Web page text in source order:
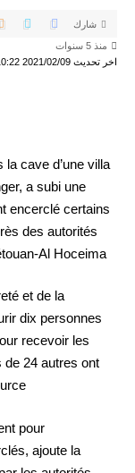
اخر تحديث 2021/02/09 at 10:22 صباحًا
منذ 5 سنوات
شارك
cave d’une villa
a subi une
encerclé certains
des autorités
Al Hoceima.
et de la
dix personnes
recevoir les
24 autres ont
pour
ajoute la